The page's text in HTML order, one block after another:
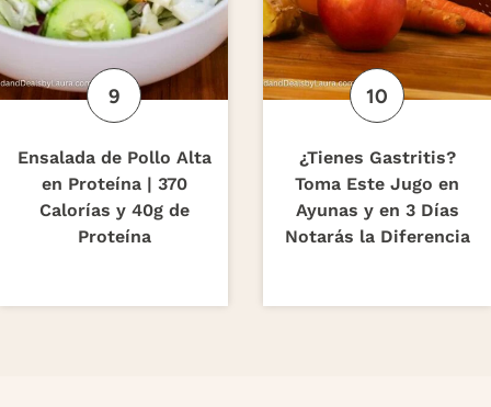
Ensalada de Pollo Alta
en Proteína | 370
Calorías y 40g de
Proteína
¿Tienes Gastritis?
Toma Este Jugo en
Ayunas y en 3 Días
Notarás la Diferencia